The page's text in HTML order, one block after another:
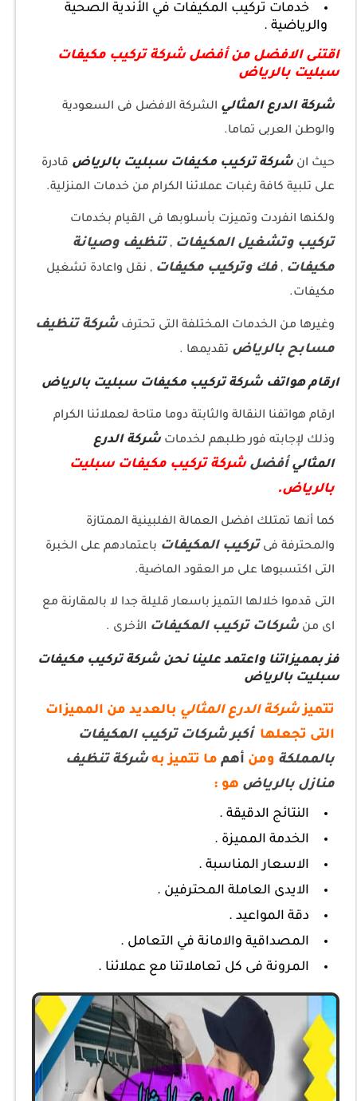
خدمات تركيب المكيفات في الأندية الصحية
والرياضية .
اقتنى الافضل من أفضل شركة تركيب مكيفات
سبليت بالرياض
شركة الدرع المثالي الشركة الافضل فى السعودية
والوطن العربى تماما.
حيث انشركة تركيب مكيفات سبليت بالرياض قادرة
على تلبية كافة رغبات عملائنا الكرام من خدمات المنزلية.
ولكنها انفردت وتميزت بأسلوبها فى القيام بخدمات
تركيب وتشغيل المكيفات ,تنظيف وصيانة
مكيفات ,فك وتركيب مكيفات , نقل واعادة تشغيل
مكيفات.
وغيرها من الخدمات المختلفة التى تحترفشركة تنظيف
مسابح بالرياض تقديمها .
ارقام هواتف شركة تركيب مكيفات سبليت بالرياض
ارقام هواتفنا النقالة والثابتة دوما متاحة لعملائنا الكرام
وذلك لإجابته فور طلبهم لخدماتشركة الدرع
المثالي أفضل شركة تركيب مكيفات سبليت
بالرياض.
كما أنها تمتلك افضل العمالة الفلبينية الممتازة
والمحترفة فى تركيب المكيفات باعتمادهم على الخبرة
التى اكتسبوها على مر العقود الماضية.
التى قدموا خلالها التميز باسعار قليلة جدا لا بالمقارنة مع
اى منشركات تركيب المكيفات الأخرى .
فز بمميزاتنا واعتمد علينا نحن شركة تركيب مكيفات
سبليت بالرياض
تتميزشركة الدرع المثالي بالعديد من المميزات
التى تجعلها أكبر شركات تركيب المكيفات
بالمملكة ومن أهم ما تتميز بهشركة تنظيف
منازل بالرياض هو :
النتائج الدقيقة .
الخدمة المميزة .
الاسعار المناسبة .
الايدى العاملة المحترفين .
دقة المواعيد .
المصداقية والامانة في التعامل .
المرونة فى كل تعاملاتنا مع عملائنا .